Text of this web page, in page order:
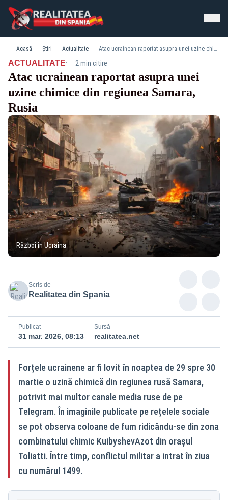
Acasă Știri Actualitate Atac ucrainean raportat asupra unei uzine chimice din regiunea Samara, Rusia
ACTUALITATE· 2 min citire
Atac ucrainean raportat asupra unei
uzine chimice din regiunea Samara,
Rusia
Război în Ucraina
Scris de
Realitatea din Spania
Publicat
31 mar. 2026, 08:13
Sursă
realitatea.net
Forțele ucrainene ar fi lovit în noaptea de 29 spre 30
martie o uzină chimică din regiunea rusă Samara,
potrivit mai multor canale media ruse de pe
Telegram. În imaginile publicate pe rețelele sociale
se pot observa coloane de fum ridicându-se din zona
combinatului chimic KuibyshevAzot din orașul
Toliatti. Între timp, conflictul militar a intrat în ziua
cu numărul 1499.